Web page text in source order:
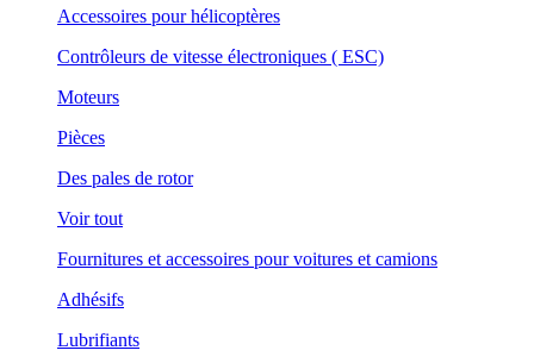
Accessoires pour hélicoptères
Contrôleurs de vitesse électroniques ( ESC)
Moteurs
Pièces
Des pales de rotor
Voir tout
Fournitures et accessoires pour voitures et camions
Adhésifs
Lubrifiants